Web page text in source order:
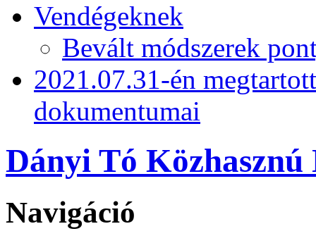
Vendégeknek
Bevált módszerek
2021.07.31-én
dokumentumai
Dányi Tó
Navigáció